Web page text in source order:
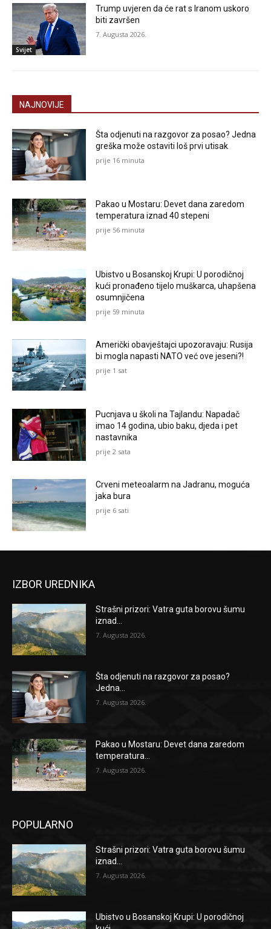
Svijet
Trump uvjeren da će rat s Iranom uskoro
biti završen
7. Augusta 2026.
NAJNOVIJE
Šta odjenuti na razgovor za posao? Jedna
greška može ostaviti loš prvi utisak
prije 16 minuta
Pakao u Mostaru: Devet dana zaredom
temperatura iznad 40 stepeni
prije 56 minuta
Ubistvo u Bosanskoj Krupi: U porodičnoj
kući pronađeno tijelo muškarca, uhapšena
osumnjičena
prije 59 minuta
Američki obavještajci upozoravaju: Rusija
bi mogla napasti NATO već ove jeseni?!
prije 1 sat
Pucnjava u školi na Tajlandu: Napadač
imao 14 godina, ubio baku, djeda i pet
nastavnika
prije 2 sata
Crveni meteoalarm na Jadranu, moguća
jaka bura
prije 6 sati
IZBOR UREDNIKA
Strašni prizori: Vatra guta borovu šumu
iznad...
7. Augusta 2026.
Šta odjenuti na razgovor za posao?
Jedna...
7. Augusta 2026.
Pakao u Mostaru: Devet dana zaredom
temperatura...
7. Augusta 2026.
POPULARNO
Strašni prizori: Vatra guta borovu šumu
iznad...
7. Augusta 2026.
Ubistvo u Bosanskoj Krupi: U porodičnoj